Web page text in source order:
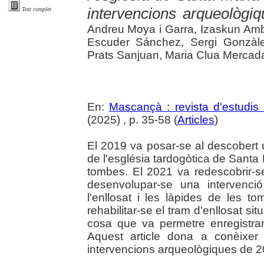
Text complet
intervencions
Andreu Moya i Garra, Izaskun
Escuder Sánchez, Sergi
Prats Sanjuan, Maria Clua
En: Mascançà : revista
(2025) , p. 35-58 (Articles)
El 2019 va posar-se al
de l'església tardogòtica de
tombes. El 2021 va
desenvolupar-se una
l'enllosat i les làpides de les
rehabilitar-se el tram d'enllosat
cosa que va permetre
Aquest article dona a
intervencions arqueològiques de